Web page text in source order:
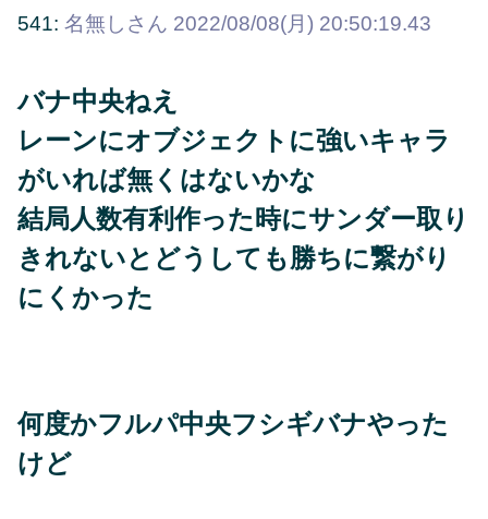
541: 名無しさん 2022/08/08(月) 20:50:19.43
バナ中央ねえ
レーンにオブジェクトに強いキャラ
がいれば無くはないかな
結局人数有利作った時にサンダー取り
きれないとどうしても勝ちに繋がり
にくかった
何度かフルパ中央フシギバナやった
けど